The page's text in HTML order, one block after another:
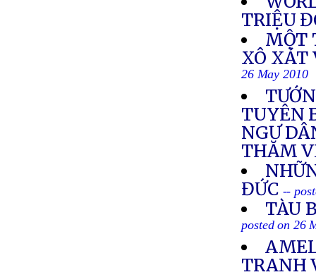
TRIỆU
MỘT
XÔ XÁT
26 May 2010
TUYÊN
NGƯ
THĂM
ĐỨC --
TÀU
posted on 26
TRANH